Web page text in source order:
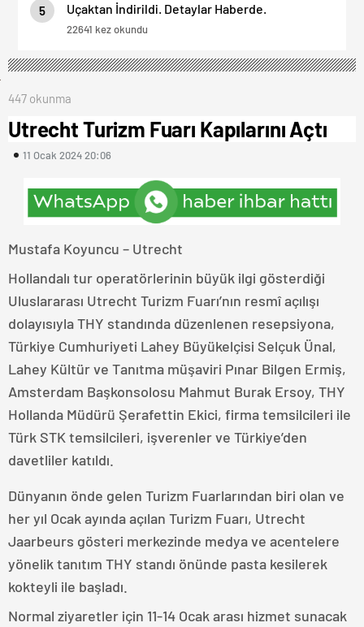
5 Uçaktan İndirildi. Detaylar Haberde.
22641 kez okundu
447 okunma
Utrecht Turizm Fuarı Kapılarını Açtı
11 Ocak 2024 20:06
Mustafa Koyuncu – Utrecht
Hollandalı tur operatörlerinin büyük ilgi gösterdiği
Uluslararası Utrecht Turizm Fuarı’nın resmî açılışı
dolayısıyla THY standında düzenlenen resepsiyona,
Türkiye Cumhuriyeti Lahey Büyükelçisi Selçuk Ünal,
Lahey Kültür ve Tanıtma müşaviri Pınar Bilgen Ermiş,
Amsterdam Başkonsolosu Mahmut Burak Ersoy, THY
Hollanda Müdürü Şerafettin Ekici, firma temsilcileri ile
Türk STK temsilcileri, işverenler ve Türkiye’den
davetliler katıldı.
Dünyanın önde gelen Turizm Fuarlarından biri olan ve
her yıl Ocak ayında açılan Turizm Fuarı, Utrecht
Jaarbeurs gösteri merkezinde medya ve acentelere
yönelik tanıtım THY standı önünde pasta kesilerek
kokteyli ile başladı.
Normal ziyaretler için 11-14 Ocak arası hizmet sunacak